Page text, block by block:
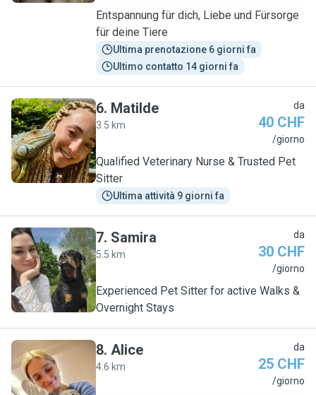
Entspannung für dich, Liebe und Fürsorge
für deine Tiere
Ultima prenotazione 6 giorni fa
Ultimo contatto 14 giorni fa
M
6. Matilde
3.5 km
da
40 CHF
/giorno
Qualified Veterinary Nurse & Trusted Pet
Sitter
Ultima attività 9 giorni fa
S
7. Samira
5.5 km
da
30 CHF
/giorno
Experienced Pet Sitter for active Walks &
Overnight Stays
A
8. Alice
4.6 km
da
25 CHF
/giorno